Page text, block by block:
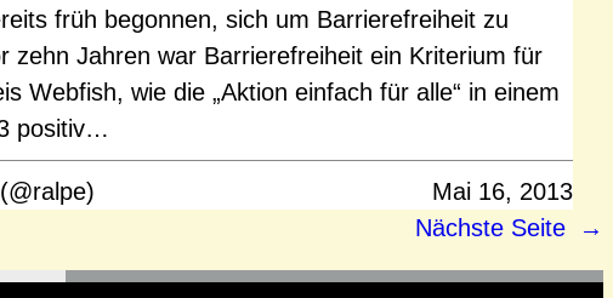
früh begonnen, sich um Barrierefreiheit zu
zehn Jahren war Barrierefreiheit ein Kriterium für
Webfish, wie die „Aktion einfach für alle“ in einem
positiv…
Mai 16, 2013
Nächste Seite →